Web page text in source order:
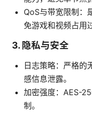
QoS与带宽限制：
免游戏和视频占用
3. 隐私与安全
日志策略：严格的
感信息泄露。
加密强度：AES-
制。